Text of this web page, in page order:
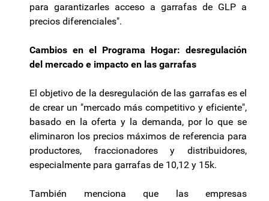
para garantizarles acceso a garrafas de GLP a
precios diferenciales".
Cambios en el Programa Hogar: desregulación
del mercado e impacto en las garrafas
El objetivo de la desregulación de las garrafas es el
de crear un "mercado más competitivo y eficiente",
basado en la oferta y la demanda, por lo que se
eliminaron los precios máximos de referencia para
productores, fraccionadores y distribuidores,
especialmente para garrafas de 10,12 y 15k.
También menciona que las empresas